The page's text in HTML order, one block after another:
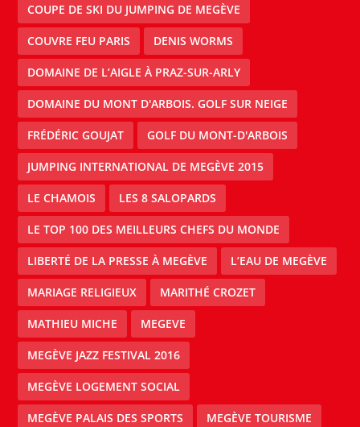
COUPE DE SKI DU JUMPING DE MEGÈVE
COUVRE FEU PARIS DENIS WORMS
DOMAINE DE L’AIGLE À PRAZ-SUR-ARLY
DOMAINE DU MONT D'ARBOIS. GOLF SUR NEIGE
FRÉDÉRIC GOUJAT GOLF DU MONT-D'ARBOIS
JUMPING INTERNATIONAL DE MEGÈVE 2015
LE CHAMOIS LES 8 SALOPARDS
LE TOP 100 DES MEILLEURS CHEFS DU MONDE
LIBERTÉ DE LA PRESSE À MEGÈVE L’EAU DE MEGÈVE
MARIAGE RELIGIEUX MARITHÉ CROZET
MATHIEU MICHE MEGEVE
MEGÈVE JAZZ FESTIVAL 2016
MEGÈVE LOGEMENT SOCIAL
MEGÈVE PALAIS DES SPORTS MEGÈVE TOURISME